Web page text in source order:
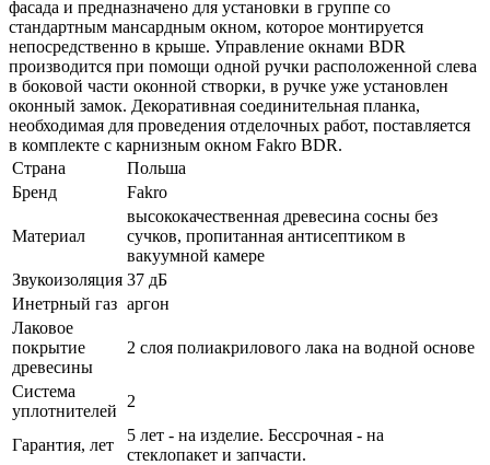
фасада и предназначено для установки в группе со
стандартным мансардным окном, которое монтируется
непосредственно в крыше. Управление окнами BDR
производится при помощи одной ручки расположенной слева
в боковой части оконной створки, в ручке уже установлен
оконный замок. Декоративная соединительная планка,
необходимая для проведения отделочных работ, поставляется
в комплекте с карнизным окном Fakro BDR.
Страна
Польша
Бренд
Fakro
Материал
высококачественная древесина сосны без
сучков, пропитанная антисептиком в
вакуумной камере
Звукоизоляция 37 дБ
Инетрный газ аргон
Лаковое
покрытие
древесины
2 слоя полиакрилового лака на водной основе
Система
уплотнителей
2
Гарантия, лет
5 лет - на изделие. Бессрочная - на
стеклопакет и запчасти.